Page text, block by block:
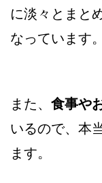
に淡々とまと
なっています。
また、 食事や
いるので、本
ます。